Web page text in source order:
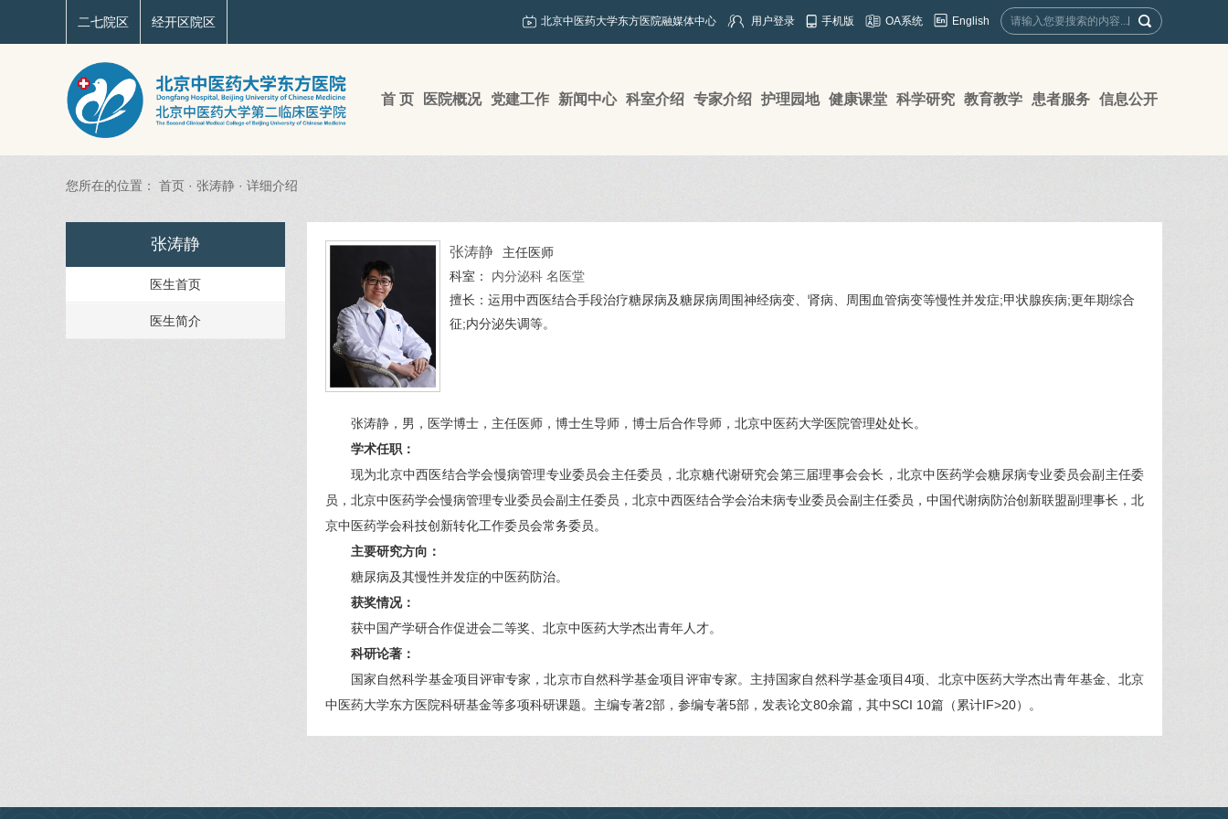
二七院区 经开区院区 北京中医药大学东方医院融媒体中心 用户登录 手机版 OA系统 English
首 页 医院概况 党建工作 新闻中心 科室介绍 专家介绍 护理园地 健康课堂 科学研究 教育教学 患者服务 信息公开
您所在的位置： 首页 · 张涛静 · 详细介绍
张涛静
医生首页
医生简介
张涛静
主任医师
科室： 内分泌科 名医堂
擅长：运用中西医结合手段治疗糖尿病及糖尿病周围神经病变、肾病、周围血管病变等慢性并发症;甲状腺疾病;更年期综合
征;内分泌失调等。
张涛静，男，医学博士，主任医师，博士生导师，博士后合作导师，北京中医药大学医院管理处处长。
学术任职：
现为北京中西医结合学会慢病管理专业委员会主任委员，北京糖代谢研究会第三届理事会会长，北京中医药学会糖尿病专业委员会副主任委
员，北京中医药学会慢病管理专业委员会副主任委员，北京中西医结合学会治未病专业委员会副主任委员，中国代谢病防治创新联盟副理事长，北
京中医药学会科技创新转化工作委员会常务委员。
主要研究方向：
糖尿病及其慢性并发症的中医药防治。
获奖情况：
获中国产学研合作促进会二等奖、北京中医药大学杰出青年人才。
科研论著：
国家自然科学基金项目评审专家，北京市自然科学基金项目评审专家。主持国家自然科学基金项目4项、北京中医药大学杰出青年基金、北京
中医药大学东方医院科研基金等多项科研课题。主编专著2部，参编专著5部，发表论文80余篇，其中SCI 10篇（累计IF>20）。